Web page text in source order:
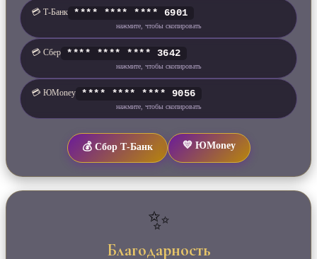
💳 Т‑Банк **** **** **** 6901
нажмите, чтобы скопировать
💳 Сбер **** **** **** 3642
нажмите, чтобы скопировать
💳 ЮMoney **** **** **** 9056
нажмите, чтобы скопировать
💰 Сбор Т‑Банк 💛 ЮMoney
✨
Благодарность